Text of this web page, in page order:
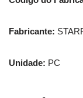
Fabricante:
Unidade: PC